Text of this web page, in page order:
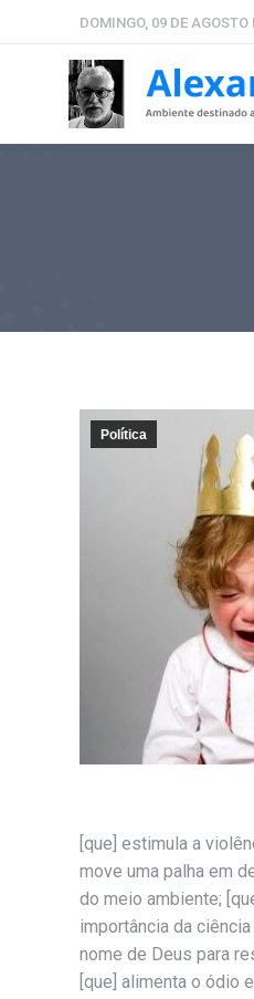
DOMINGO, 09 DE
Política
[que] estimula a
move uma palha em
do meio ambiente;
importância da
nome de Deus para
[que] alimenta o ódio